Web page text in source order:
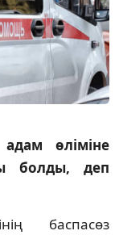
өліміне
болды, деп
баспасөз